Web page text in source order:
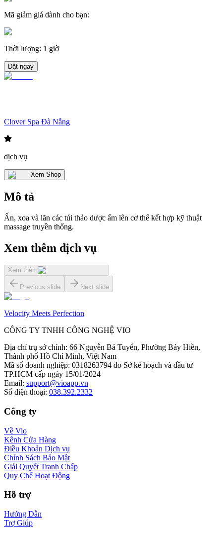
Mã giảm giá dành cho bạn:
Thời lượng: 1 giờ
Đặt ngay
Clover Spa Đà Nẵng
dịch vụ
Xem Shop
Mô tả
Ấn, xoa và lăn các túi thảo dược ấm lên cơ thể kết hợp kỹ thuật
massage truyền thống.
Xem thêm dịch vụ
Xem thêm
Previous slide Next slide
Velocity Meets Perfection
CÔNG TY TNHH CÔNG NGHỆ VIO
Địa chỉ trụ sở chính: 66 Nguyễn Bá Tuyển, Phường Bảy Hiền,
Thành phố Hồ Chí Minh, Việt Nam
Mã số doanh nghiệp: 0318263794 do Sở kế hoạch và đầu tư
TP.HCM cấp ngày 15/01/2024
Email: support@vioapp.vn
Số điện thoại: 038.392.2332
Công ty
Về Vio
Kênh Cửa Hàng
Điều Khoản Dịch vụ
Chính Sách Bảo Mật
Giải Quyết Tranh Chấp
Quy Chế Hoạt Động
Hỗ trợ
Hướng Dẫn
Trợ Giúp